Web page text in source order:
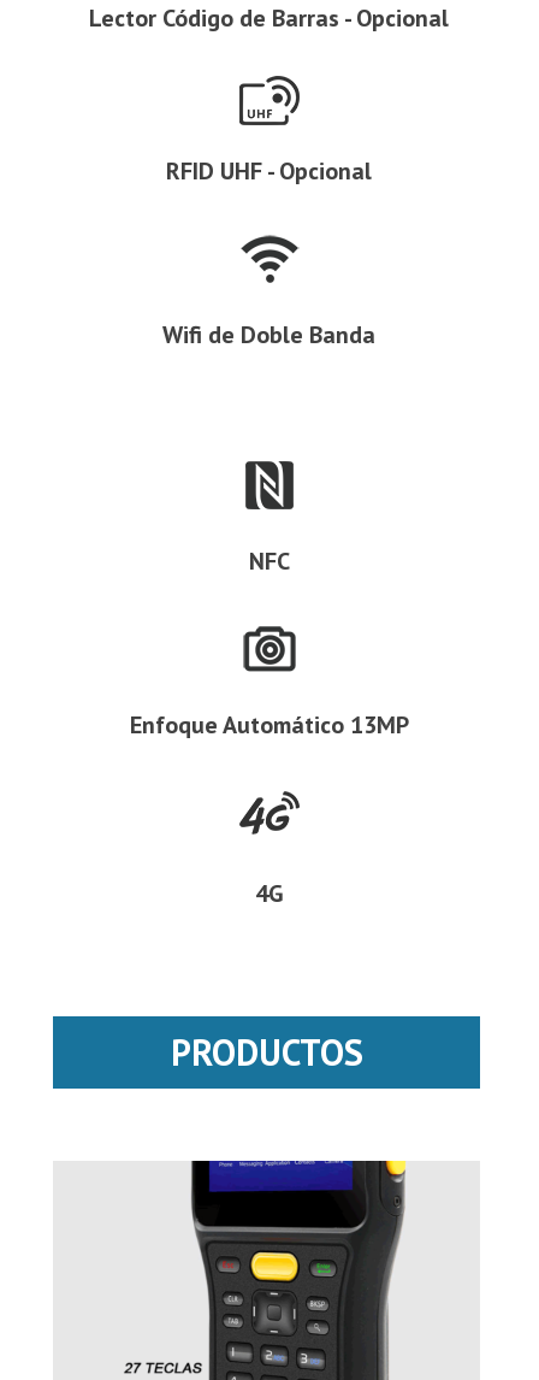
Lector Código de Barras - Opcional
RFID UHF - Opcional
Wifi de Doble Banda
NFC
Enfoque Automático 13MP
4G
PRODUCTOS